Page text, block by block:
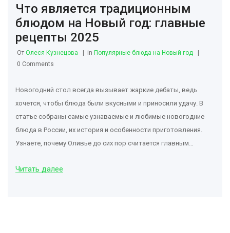
Что является традиционным
блюдом на Новый год: главные
рецепты 2025
От Олеся Кузнецова in Популярные блюда на Новый год
0 Comments
Новогодний стол всегда вызывает жаркие дебаты, ведь
хочется, чтобы блюда были вкусными и приносили удачу. В
статье собраны самые узнаваемые и любимые новогодние
блюда в России, их история и особенности приготовления.
Узнаете, почему Оливье до сих пор считается главным
беспроигрышными, и как удивить гостей в 2025 году. Собраны
Читать далее